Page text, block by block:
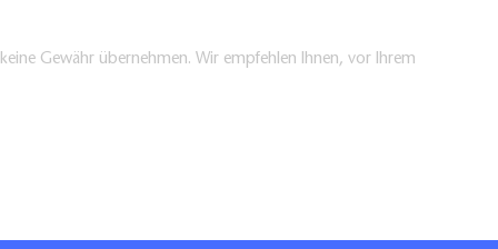
Gewähr übernehmen. Wir empfehlen Ihnen, vor Ihrem